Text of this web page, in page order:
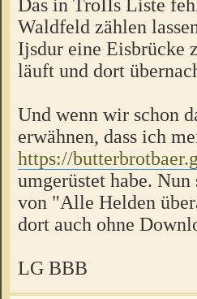
Waldfeld zählen
Ijsdur eine Eisbrücke
läuft und dort
Und wenn wir schon
erwähnen, dass ich
https://
umgerüstet habe.
von "Alle Helden
dort auch ohne
LG BBB